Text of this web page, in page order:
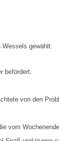
Wessels gewählt.
befördert.
von den
vom